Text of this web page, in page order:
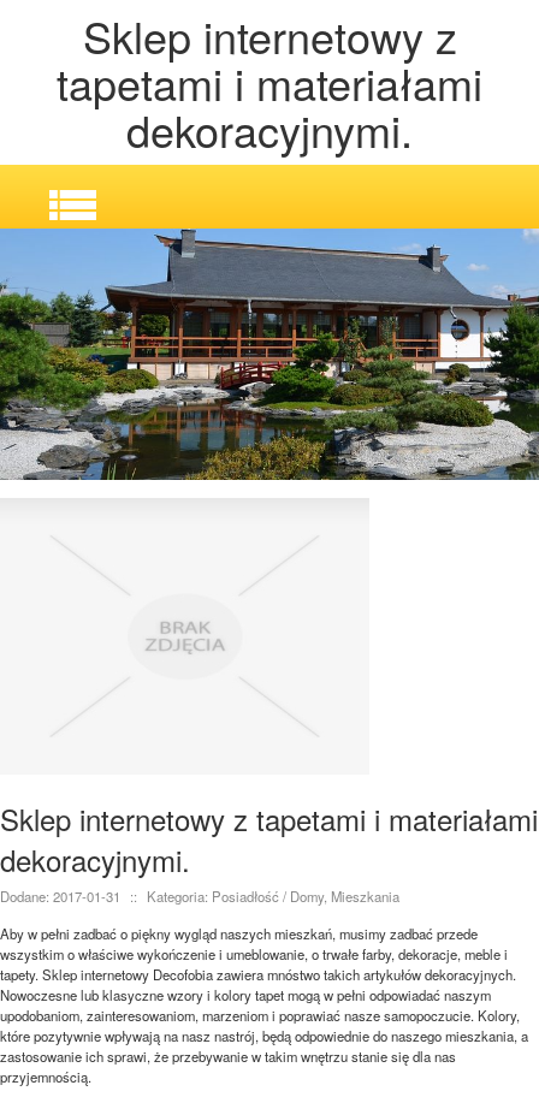
Sklep internetowy z
tapetami i materiałami
dekoracyjnymi.
Sklep internetowy z tapetami i materiałami
dekoracyjnymi.
Dodane: 2017-01-31 ::
Kategoria: Posiadłość / Domy, Mieszkania
Aby w pełni zadbać o piękny wygląd naszych mieszkań, musimy zadbać przede
wszystkim o właściwe wykończenie i umeblowanie, o trwałe farby, dekoracje, meble i
tapety. Sklep internetowy Decofobia zawiera mnóstwo takich artykułów dekoracyjnych.
Nowoczesne lub klasyczne wzory i kolory tapet mogą w pełni odpowiadać naszym
upodobaniom, zainteresowaniom, marzeniom i poprawiać nasze samopoczucie. Kolory,
które pozytywnie wpływają na nasz nastrój, będą odpowiednie do naszego mieszkania, a
zastosowanie ich sprawi, że przebywanie w takim wnętrzu stanie się dla nas
przyjemnością.